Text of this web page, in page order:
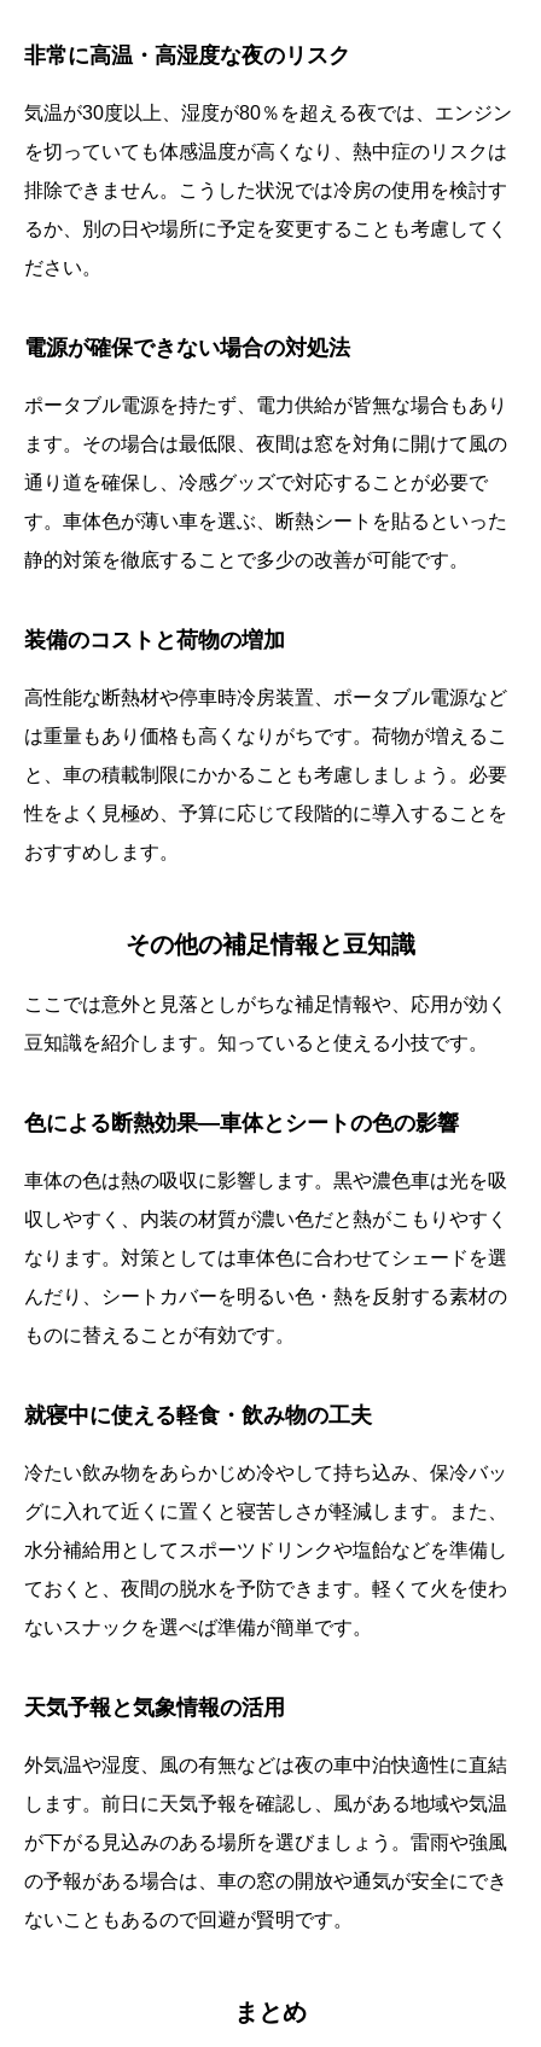
非常に高温・高湿度な夜のリスク
気温が30度以上、湿度が80％を超える夜では、エンジン
を切っていても体感温度が高くなり、熱中症のリスクは
排除できません。こうした状況では冷房の使用を検討す
るか、別の日や場所に予定を変更することも考慮してく
ださい。
電源が確保できない場合の対処法
ポータブル電源を持たず、電力供給が皆無な場合もあり
ます。その場合は最低限、夜間は窓を対角に開けて風の
通り道を確保し、冷感グッズで対応することが必要で
す。車体色が薄い車を選ぶ、断熱シートを貼るといった
静的対策を徹底することで多少の改善が可能です。
装備のコストと荷物の増加
高性能な断熱材や停車時冷房装置、ポータブル電源など
は重量もあり価格も高くなりがちです。荷物が増えるこ
と、車の積載制限にかかることも考慮しましょう。必要
性をよく見極め、予算に応じて段階的に導入することを
おすすめします。
その他の補足情報と豆知識
ここでは意外と見落としがちな補足情報や、応用が効く
豆知識を紹介します。知っていると使える小技です。
色による断熱効果—車体とシートの色の影響
車体の色は熱の吸収に影響します。黒や濃色車は光を吸
収しやすく、内装の材質が濃い色だと熱がこもりやすく
なります。対策としては車体色に合わせてシェードを選
んだり、シートカバーを明るい色・熱を反射する素材の
ものに替えることが有効です。
就寝中に使える軽食・飲み物の工夫
冷たい飲み物をあらかじめ冷やして持ち込み、保冷バッ
グに入れて近くに置くと寝苦しさが軽減します。また、
水分補給用としてスポーツドリンクや塩飴などを準備し
ておくと、夜間の脱水を予防できます。軽くて火を使わ
ないスナックを選べば準備が簡単です。
天気予報と気象情報の活用
外気温や湿度、風の有無などは夜の車中泊快適性に直結
します。前日に天気予報を確認し、風がある地域や気温
が下がる見込みのある場所を選びましょう。雷雨や強風
の予報がある場合は、車の窓の開放や通気が安全にでき
ないこともあるので回避が賢明です。
まとめ